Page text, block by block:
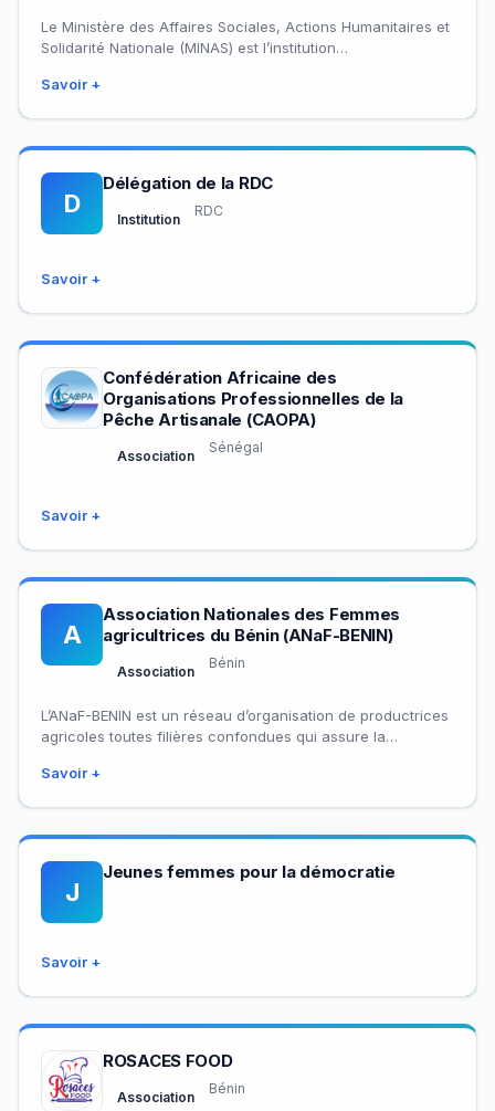
Le Ministère des Affaires Sociales, Actions Humanitaires et
Solidarité Nationale (MINAS) est l’institution
Congo responsable du…
Savoir +
D
Délégation de la RDC
Institution
RDC
Savoir +
Confédération Africaine des
Organisations Professionnelles de la
Pêche Artisanale (CAOPA)
Association
Sénégal
Savoir +
A
Association Nationales des Femmes
agricultrices du Bénin (ANaF-BENIN)
Association
Bénin
L’ANaF-BENIN est un réseau d’organisation de productrices
agricoles toutes filières confondues qui assure la
agricoles et la…
Savoir +
J
Jeunes femmes pour la démocratie
Savoir +
ROSACES FOOD
Association
Bénin